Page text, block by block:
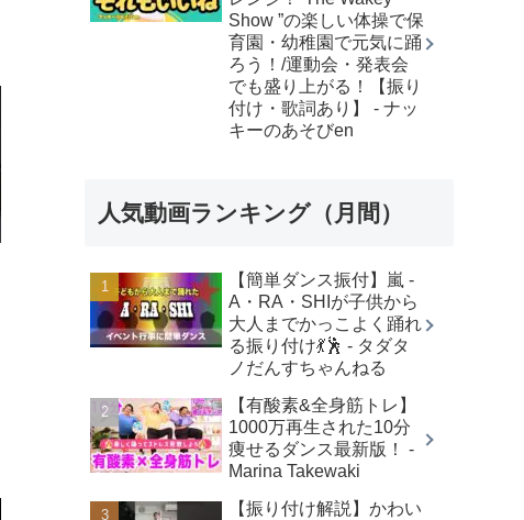
Show ”の楽しい体操で保
育園・幼稚園で元気に踊
ろう！/運動会・発表会
でも盛り上がる！【振り
付け・歌詞あり】 - ナッ
キーのあそびen
人気動画ランキング（月間）
【簡単ダンス振付】嵐 -
A・RA・SHIが子供から
大人までかっこよく踊れ
る振り付け💃🕺 - タダタ
ノだんすちゃんねる
【有酸素&全身筋トレ】
1000万再生された10分
痩せるダンス最新版！ -
Marina Takewaki
【振り付け解説】かわい